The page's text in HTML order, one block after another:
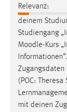
Relevanz:
deinem
Studiengang
Moodle-Kurs
Zugangsdaten
(POC:
mit deinen
Um Inhalte
Plattformen
externen
YouTube